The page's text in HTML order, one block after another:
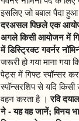
इसलिए जो बबाल पैदा
दरअसल पिछले एक आयोजन
अगले किसी आयोजन में
में डिस्ट्रिक्ट गवर्नर
जरूरी हो गया माना
पेट्स में गिफ्ट स्पॉन्सर
स्पॉन्सरशिप से यदि
वहन करता है ।रवि
ने - यह वह जानें; विनय